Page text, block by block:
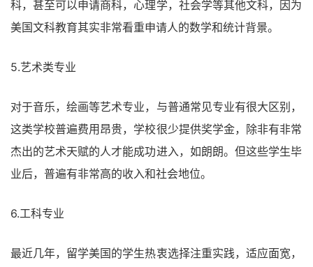
科，甚至可以申请商科，心理学，社会学等其他文科，因为
美国文科教育其实非常看重申请人的数学和统计背景。
5.艺术类专业
对于音乐，绘画等艺术专业，与普通常见专业有很大区别，
这类学校普遍费用昂贵，学校很少提供奖学金，除非有非常
杰出的艺术天赋的人才能成功进入，如朗朗。但这些学生毕
业后，普遍有非常高的收入和社会地位。
6.工科专业
最近几年，留学美国的学生热衷选择注重实践，适应面宽，